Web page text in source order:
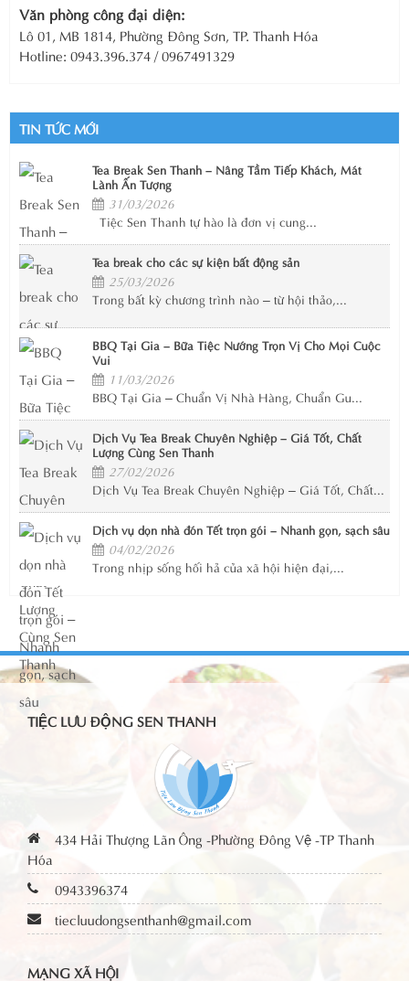
Văn phòng công đại diện:
Lô 01, MB 1814, Phường Đông Sơn, TP. Thanh Hóa
Hotline: 0943.396.374 / 0967491329
TIN TỨC MỚI
Tea Break Sen Thanh – Nâng Tầm Tiếp Khách, Mát
Lành Ấn Tượng
31/03/2026
Tiệc Sen Thanh tự hào là đơn vị cung...
Tea break cho các sự kiện bất động sản
25/03/2026
Trong bất kỳ chương trình nào – từ hội thảo,...
BBQ Tại Gia – Bữa Tiệc Nướng Trọn Vị Cho Mọi Cuộc
Vui
11/03/2026
BBQ Tại Gia – Chuẩn Vị Nhà Hàng, Chuẩn Gu...
Dịch Vụ Tea Break Chuyên Nghiệp – Giá Tốt, Chất
Lượng Cùng Sen Thanh
27/02/2026
Dịch Vụ Tea Break Chuyên Nghiệp – Giá Tốt, Chất...
Dịch vụ dọn nhà đón Tết trọn gói – Nhanh gọn, sạch sâu
04/02/2026
Trong nhịp sống hối hả của xã hội hiện đại,...
TIỆC LƯU ĐỘNG SEN THANH
434 Hải Thượng Lãn Ông -Phường Đông Vệ -TP Thanh
Hóa
0943396374
tiecluudongsenthanh@gmail.com
MẠNG XÃ HỘI